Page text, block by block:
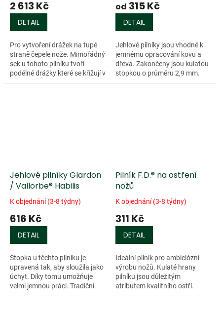
2 613 Kč
DETAIL
Pro vytvoření drážek na tupé
straně čepele nože. Mimořádný
sek u tohoto pilníku tvoří
podélné drážky které se křižují v
úhlu 90° s příčnými drážkami.
od 315 Kč
DETAIL
Jehlové pilníky jsou vhodné k
jemnému opracování kovu a
dřeva. Zakončeny jsou kulatou
stopkou o průměru 2,9 mm.
celková délka 140 mm, délka
Jehlové pilníky Glardon
/ Vallorbe® Habilis
K objednání (3-8 týdny)
616 Kč
DETAIL
Stopka u těchto pilníku je
upravená tak, aby sloužila jako
úchyt. Díky tomu umožňuje
velmi jemnou práci. Tradiční
švýcarská firma Glardon /
Pilník F.D.® na ostření
nožů
K objednání (3-8 týdny)
311 Kč
DETAIL
Ideální pilník pro ambiciózní
výrobu nožů. Kulaté hrany
pilníku jsou důležitým
atributem kvalitního ostří.
Délka 200 mm, profil 20 x 4